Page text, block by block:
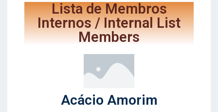
Lista de Membros
Internos / Internal List
Members
Acácio Amorim